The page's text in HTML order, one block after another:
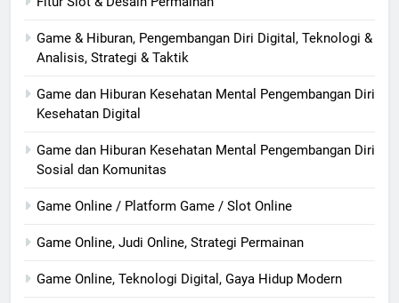
Game & Hiburan, Pengembangan Diri Digital, Teknologi &
Analisis, Strategi & Taktik
Game dan Hiburan Kesehatan Mental Pengembangan Diri
Kesehatan Digital
Game dan Hiburan Kesehatan Mental Pengembangan Diri
Sosial dan Komunitas
Game Online / Platform Game / Slot Online
Game Online, Judi Online, Strategi Permainan
Game Online, Teknologi Digital, Gaya Hidup Modern